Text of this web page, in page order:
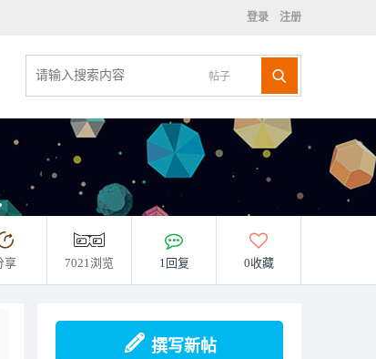
登录 注册
帖子
享 7021浏览 1回复 0收藏
撰写新帖